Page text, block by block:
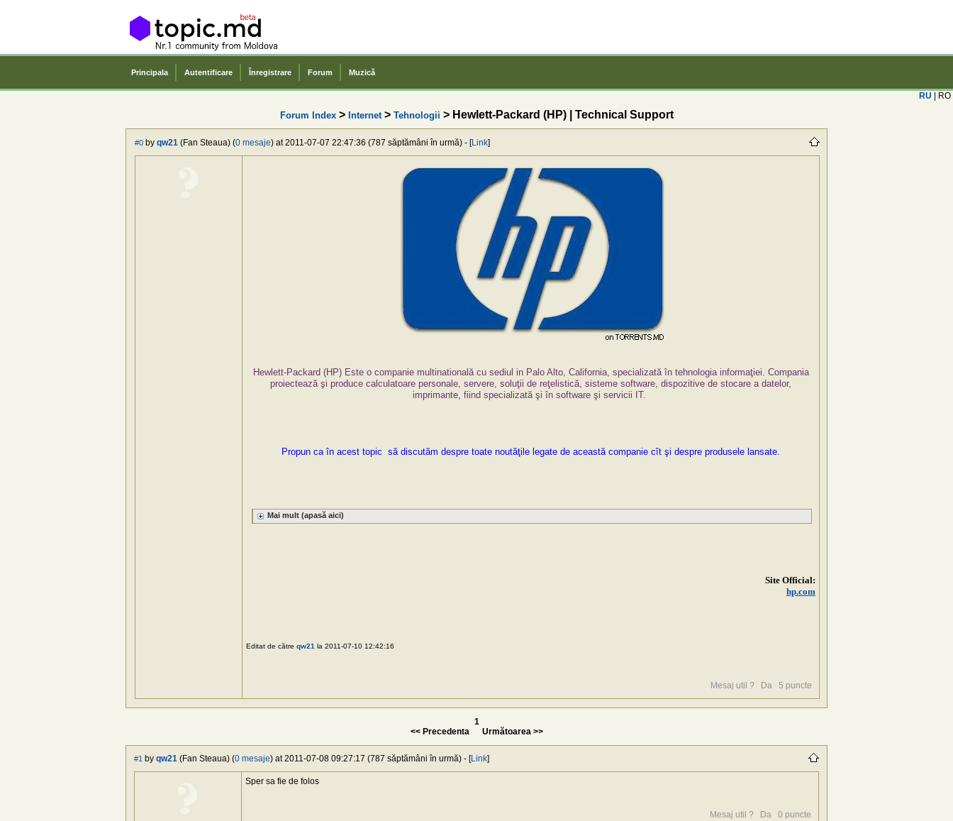
Principala Autentificare Înregistrare Forum Muzică
RU | RO
Forum Index> Internet> Tehnologii > Hewlett-Packard (HP) | Technical Support
#0 by qw21 (Fan Steaua) (0 mesaje) at 2011-07-07 22:47:36 (787 săptămâni în urmă) - [Link]
Hewlett-Packard (HP) Este o companie multinatională cu sediul in Palo Alto, California, specializată în tehnologia informaţiei. Compania
proiectează şi produce calculatoare personale, servere, soluţii de reţelistică, sisteme software, dispozitive de stocare a datelor,
imprimante, fiind specializată şi în software şi servicii IT.
Propun ca în acest topic să discutăm despre toate noutăţile legate de această companie cît şi despre produsele lansate.
Mai mult (apasă aici)
Site Official:
hp.com
Editat de către qw21 la 2011-07-10 12:42:16
Mesaj util ? Da 5 puncte
1
<< Precedenta
Următoarea >>
#1 by qw21 (Fan Steaua) (0 mesaje) at 2011-07-08 09:27:17 (787 săptămâni în urmă) - [Link]
Sper sa fie de folos
Mesaj util ? Da 0 puncte